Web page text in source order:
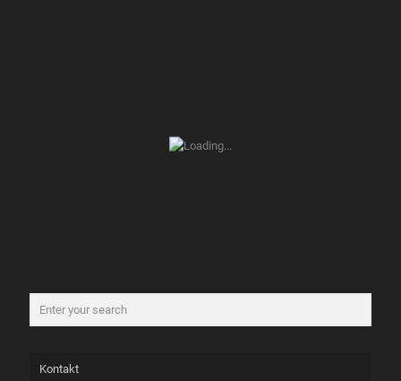
Kontakt